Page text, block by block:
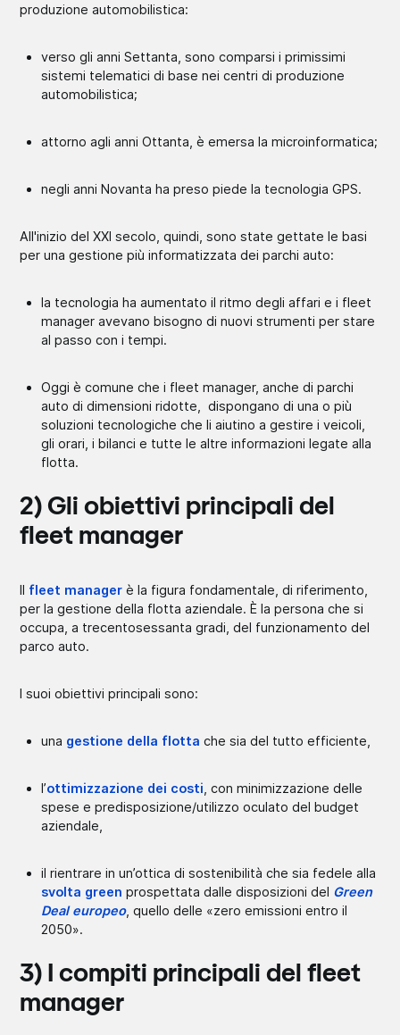
produzione automobilistica:
verso gli anni Settanta, sono comparsi i primissimi
sistemi telematici di base nei centri di produzione
automobilistica;
attorno agli anni Ottanta, è emersa la microinformatica;
negli anni Novanta ha preso piede la tecnologia GPS.
All'inizio del XXI secolo, quindi, sono state gettate le basi
per una gestione più informatizzata dei parchi auto:
la tecnologia ha aumentato il ritmo degli affari e i fleet
manager avevano bisogno di nuovi strumenti per stare
al passo con i tempi.
Oggi è comune che i fleet manager, anche di parchi
auto di dimensioni ridotte, dispongano di una o più
soluzioni tecnologiche che li aiutino a gestire i veicoli,
gli orari, i bilanci e tutte le altre informazioni legate alla
flotta.
2) Gli obiettivi principali del
fleet manager
Il fleet manager è la figura fondamentale, di riferimento,
per la gestione della flotta aziendale. È la persona che si
occupa, a trecentosessanta gradi, del funzionamento del
parco auto.
I suoi obiettivi principali sono:
una gestione della flotta che sia del tutto efficiente,
l’ottimizzazione dei costi , con minimizzazione delle
spese e predisposizione/utilizzo oculato del budget
aziendale,
il rientrare in un’ottica di sostenibilità che sia fedele alla
svolta green prospettata dalle disposizioni del Green
Deal europeo, quello delle «zero emissioni entro il
2050».
3) I compiti principali del fleet
manager